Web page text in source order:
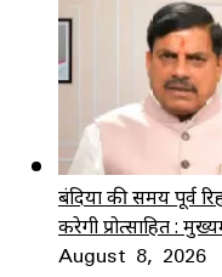
बंदियों की समय पूर्व
करेगी प्रोत्साहित :
August 8, 2026